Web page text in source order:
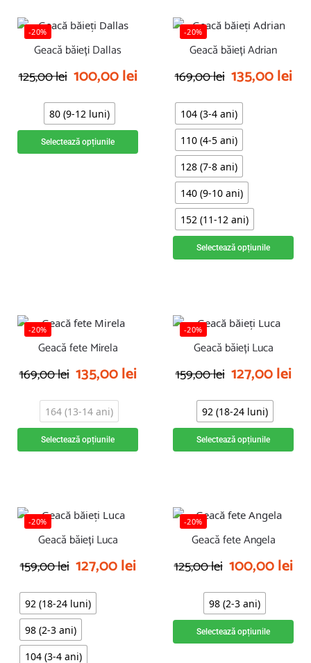
-20%
Geacă băieți Dallas
125,00lei 100,00lei
80 (9-12 luni)
Selectează opțiunile
-20%
Geacă băieți Adrian
169,00lei 135,00lei
104 (3-4 ani)
110 (4-5 ani)
128 (7-8 ani)
140 (9-10 ani)
152 (11-12 ani)
Selectează opțiunile
-20%
Geacă fete Mirela
169,00lei 135,00lei
164 (13-14 ani)
Selectează opțiunile
-20%
Geacă băieți Luca
159,00lei 127,00lei
92 (18-24 luni)
Selectează opțiunile
-20%
Geacă băieți Luca
159,00lei 127,00lei
92 (18-24 luni)
98 (2-3 ani)
104 (3-4 ani)
-20%
Geacă fete Angela
125,00lei 100,00lei
98 (2-3 ani)
Selectează opțiunile